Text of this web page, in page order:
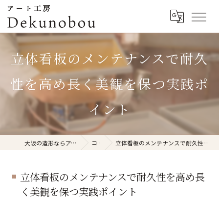
立体看板のメンテナンスで耐久
性を高め長く美観を保つ実践ポ
イント
大阪の造形ならアート工房Dekunobou コラム 立体看板のメンテナンスで耐久性を高め長く美観を保つ実践ポイント
立体看板のメンテナンスで耐久性を高め長
く美観を保つ実践ポイント